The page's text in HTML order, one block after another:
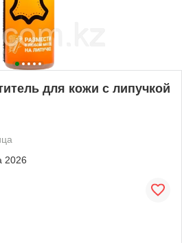
для кожи с липучкой
2026